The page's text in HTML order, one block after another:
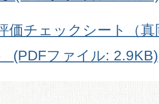
価チェックシート（
(PDFファイル: 2.9KB)